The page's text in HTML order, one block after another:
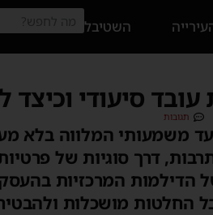
השטיבל
סיעודי וכיצד
תגובות
משמעותי המלווה בלא
דרך סוגיות של
הדילמות המרכזיות
החלטות מושכלות